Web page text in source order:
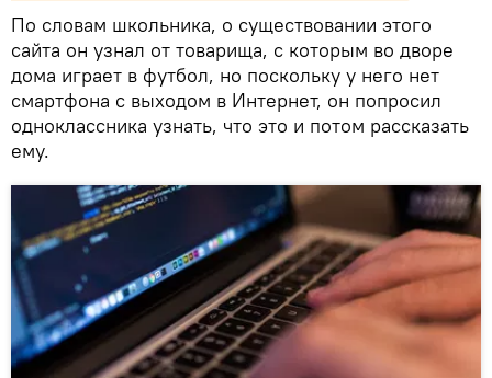
По словам школьника, о существовании этого
сайта он узнал от товарища, с которым во дворе
дома играет в футбол, но поскольку у него нет
смартфона с выходом в Интернет, он попросил
одноклассника узнать, что это и потом рассказать
ему.